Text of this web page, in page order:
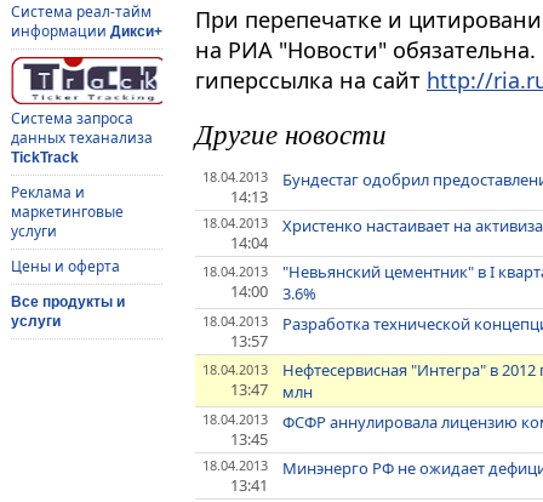
Система реал-тайм
информации Дикси+
Система запроса
данных теханализа
TickTrack
Реклама и
маркетинговые
услуги
Цены и оферта
Все продукты и
услуги
При перепечатке и
на РИА "Новости"
гиперссылка на сайт http://
Другие новости
18.04.2013
14:13
Бундестаг одобрил
18.04.2013
14:04
Христенко настаивает на
18.04.2013
14:00
"Невьянский цементник" в I
3.6%
18.04.2013
13:57
Разработка технической
18.04.2013
13:47
Нефтесервисная "Интегра" в
млн
18.04.2013
13:45
ФСФР аннулировала лицензию
18.04.2013
13:41
Минэнерго РФ не ожидает